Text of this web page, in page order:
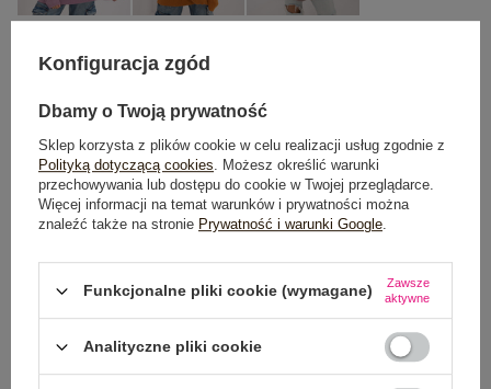
DODAJ DO KOSZYKA
Możesz kupić także poprzez:
Dostawaod 7,99 zł
Do darmowej dostawy brakuje 200,00 zł
Konfiguracja zgód
Dbamy o Twoją prywatność
Sklep korzysta z plików cookie w celu realizacji usług zgodnie z
Polityką dotyczącą cookies. Możesz określić warunki
przechowywania lub dostępu do cookie w Twojej przeglądarce.
Więcej informacji na temat warunków i prywatności można
znaleźć także na stronie Prywatność i warunki Google.
Funkcjonalne pliki cookie (wymagane)
Zawsze
aktywne
Analityczne pliki cookie